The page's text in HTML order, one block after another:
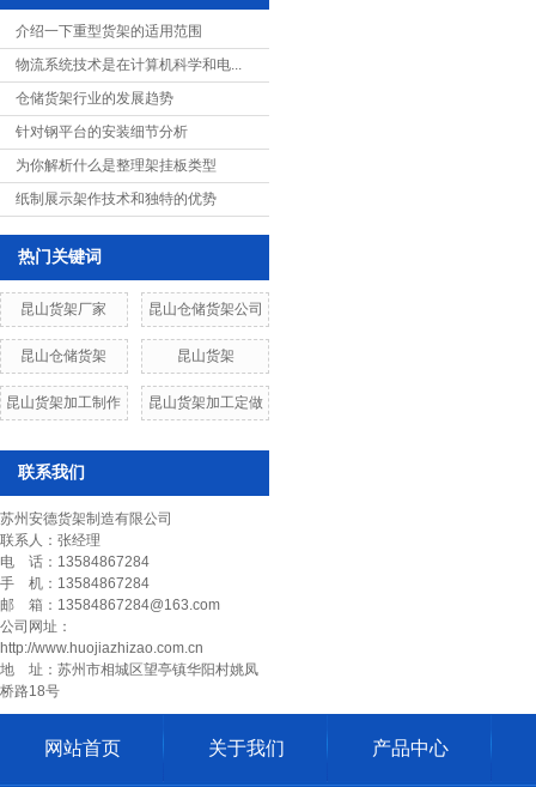
介绍一下重型货架的适用范围
物流系统技术是在计算机科学和电...
仓储货架行业的发展趋势
针对钢平台的安装细节分析
为你解析什么是整理架挂板类型
纸制展示架作技术和独特的优势
热门关键词
昆山货架厂家 昆山仓储货架公司
昆山仓储货架 昆山货架
昆山货架加工制作 昆山货架加工定做
联系我们
苏州安德货架制造有限公司
联系人：张经理
电 话：13584867284
手 机：13584867284
邮 箱：13584867284@163.com
公司网址：
http://www.huojiazhizao.com.cn
地 址：苏州市相城区望亭镇华阳村姚凤
桥路18号
网站首页 关于我们 产品中心